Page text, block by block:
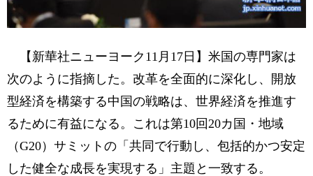
【新華社ニューヨーク11月17日】米国の専門家は
次のように指摘した。改革を全面的に深化し、開放
型経済を構築する中国の戦略は、世界経済を推進す
るために有益になる。これは第10回20カ国・地域
（G20）サミットの「共同で行動し、包括的かつ安定
した健全な成長を実現する」主題と一致する。